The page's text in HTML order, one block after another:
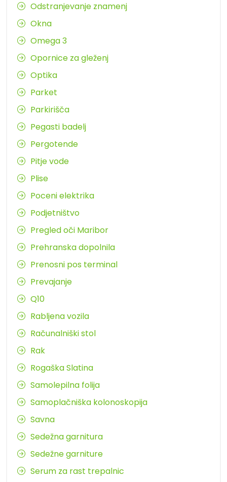
Odstranjevanje znamenj
Okna
Omega 3
Opornice za gleženj
Optika
Parket
Parkirišča
Pegasti badelj
Pergotende
Pitje vode
Plise
Poceni elektrika
Podjetništvo
Pregled oči Maribor
Prehranska dopolnila
Prenosni pos terminal
Prevajanje
Q10
Rabljena vozila
Računalniški stol
Rak
Rogaška Slatina
Samolepilna folija
Samoplačniška kolonoskopija
Savna
Sedežna garnitura
Sedežne garniture
Serum za rast trepalnic